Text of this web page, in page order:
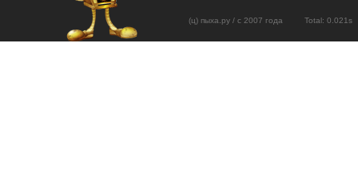
(ц) пыха.ру / с 2007 года Total: